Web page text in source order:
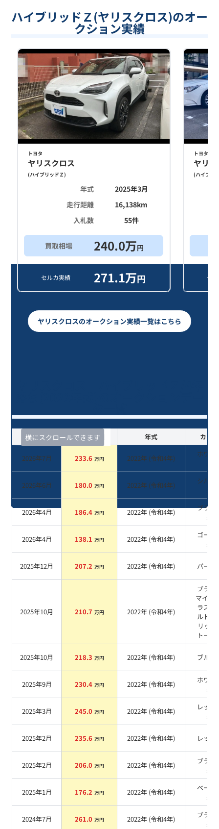
ハイブリッドＺ(ヤリスクロス)のオー
クション実績
トヨタ
ヤリスクロス
(ハイブリッドＺ)
年式
2025年3月
走行距離
16,138km
入札数
55件
買取相場 240.0万円
セルカ実績 271.1万円
トヨタ
ヤリ
(ハイブリ
セ
ヤリスクロスのオークション実績一覧はこちら
横にスクロールできます
査定時期 セルカ実績 年式 カラー
2026年7月 233.6 万円 2022年 (令和4年)
ホワイ
系
2026年6月 180.0 万円 2022年 (令和4年)
シルバ
系
2026年4月 186.4 万円 2022年 (令和4年)
ブラッ
系
2026年4月 138.1 万円 2022年 (令和4年)
ゴール
系
2025年12月 207.2 万円 2022年 (令和4年) パール
2025年10月 210.7 万円 2022年 (令和4年)
ブラッ
マイカ/
ラスゴ
ルドメ
リック
トーン
2025年10月 218.3 万円 2022年 (令和4年) ブルー
2025年9月 230.4 万円 2022年 (令和4年)
ホワイ
系
2025年3月 245.0 万円 2022年 (令和4年)
レッ
系
2025年2月 235.6 万円 2022年 (令和4年) レッド
2025年2月 206.0 万円 2022年 (令和4年)
ブラッ
系
2025年1月 176.2 万円 2022年 (令和4年)
ベージ
系
2024年7月 261.0 万円 2022年 (令和4年)
ブラッ
系